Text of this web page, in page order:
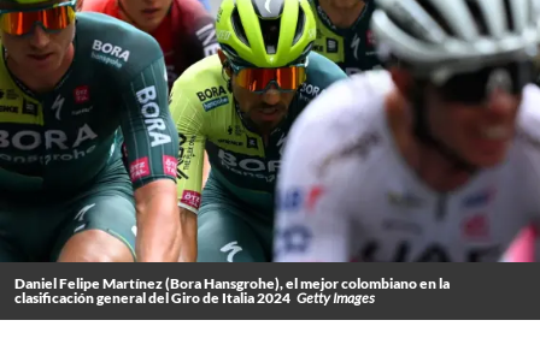
Daniel Felipe Martínez (Bora Hansgrohe), el mejor colombiano en la
clasificación general del Giro de Italia 2024 Getty Images